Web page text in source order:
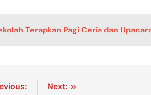
Terapkan Pagi Ceria dan
Next: